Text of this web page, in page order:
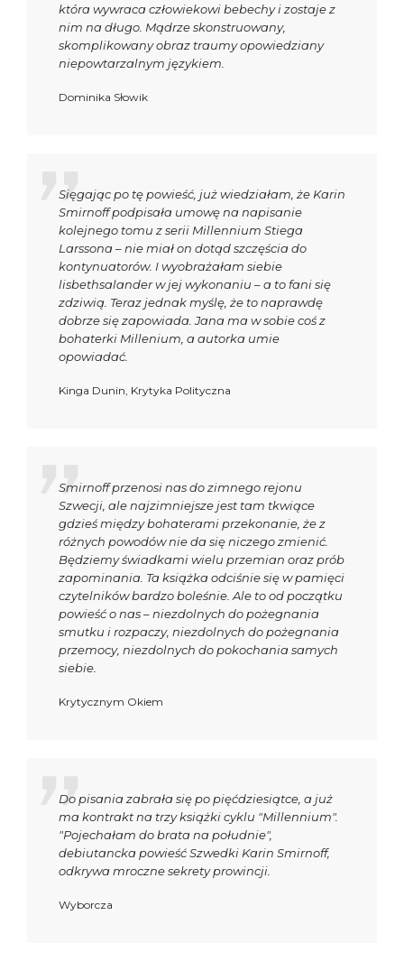
która wywraca człowiekowi bebechy i zostaje z
nim na długo. Mądrze skonstruowany,
skomplikowany obraz traumy opowiedziany
niepowtarzalnym językiem.
Dominika Słowik
Sięgając po tę powieść, już wiedziałam, że Karin
Smirnoff podpisała umowę na napisanie
kolejnego tomu z serii Millennium Stiega
Larssona – nie miał on dotąd szczęścia do
kontynuatorów. I wyobrażałam siebie
lisbethsalander w jej wykonaniu – a to fani się
zdziwią. Teraz jednak myślę, że to naprawdę
dobrze się zapowiada. Jana ma w sobie coś z
bohaterki Millenium, a autorka umie
opowiadać.
Kinga Dunin, Krytyka Polityczna
Smirnoff przenosi nas do zimnego rejonu
Szwecji, ale najzimniejsze jest tam tkwiące
gdzieś między bohaterami przekonanie, że z
różnych powodów nie da się niczego zmienić.
Będziemy świadkami wielu przemian oraz prób
zapominania. Ta książka odciśnie się w pamięci
czytelników bardzo boleśnie. Ale to od początku
powieść o nas – niezdolnych do pożegnania
smutku i rozpaczy, niezdolnych do pożegnania
przemocy, niezdolnych do pokochania samych
siebie.
Krytycznym Okiem
Do pisania zabrała się po pięćdziesiątce, a już
ma kontrakt na trzy książki cyklu "Millennium".
"Pojechałam do brata na południe",
debiutancka powieść Szwedki Karin Smirnoff,
odkrywa mroczne sekrety prowincji.
Wyborcza